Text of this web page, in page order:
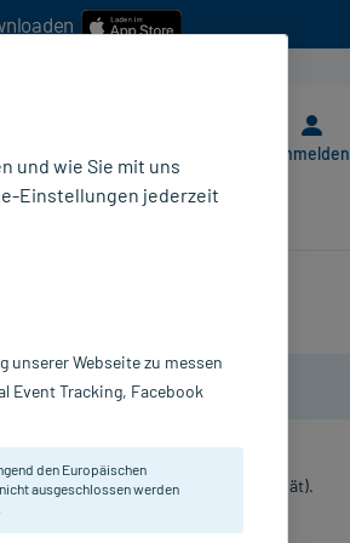
Anmelden
medizinische Zwecke (bilanzierte Diät).
Kapseln
und wie Sie mit uns
Einstellungen jederzeit
unserer Webseite zu messen
Event Tracking, Facebook
den Europäischen
ausgeschlossen werden